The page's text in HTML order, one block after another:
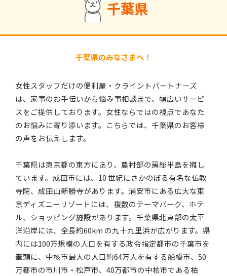
千葉県
千葉県のみなさまへ！
女性スタッフだけの便利屋・クライントパートナーズ
は、家事のお手伝いから悩み事相談まで、幅広いサービ
スをご提供しております。女性ならではの視点であなた
のお悩みに寄り添います。こちらでは、千葉県のお客様
の声をお伝えします。
千葉県は東京都の東方にあり、農村部の房総半島を擁し
ています。成田市には、10 世紀にさかのぼる有名な仏教
寺院、成田山新勝寺があります。浦安市にある広大な東
京ディズニーリゾートには、複数のテーマパーク、ホテ
ル、ショッピング施設があります。千葉県北東部の太平
洋沿岸には、全長約60km の九十九里浜が広がります。県
内には100万規模の人口を有する政令指定都市の千葉市を
筆頭に、中核市最大の人口約64万人を有する船橋市、50
万都市の市川市・松戸市、40万都市の中核市である柏